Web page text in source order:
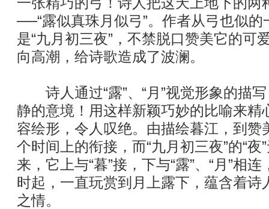
──“露似真珠月似弓”。作者从弓也似
是“九月初三夜”，不禁脱口赞美它的可
向高潮，给诗歌造成了波澜。
诗人通过“露”、“月”视觉形象的描
静的意境！用这样新颖巧妙的比喻来精
容绘形，令人叹绝。由描绘暮江，到赞
个时间上的衔接，而“九月初三夜”的“夜
来，它上与“暮”接，下与“露”、“月”相
时起，一直玩赏到月上露下，蕴含着诗
之情。